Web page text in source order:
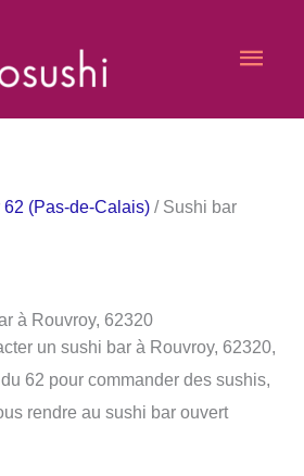
62 (Pas-de-Calais) / Sushi bar
à Rouvroy, 62320
un sushi bar à Rouvroy, 62320,
62 pour commander des sushis,
rendre au sushi bar ouvert